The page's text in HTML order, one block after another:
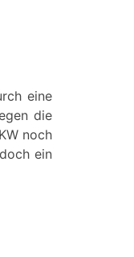
eine
die
noch
ein